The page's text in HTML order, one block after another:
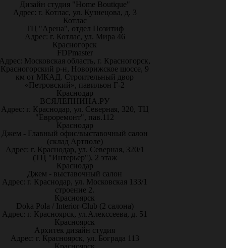
Дизайн студия "Home Boutique"
Адрес: г. Котлас, ул. Кузнецова, д. 3
Котлас
ТЦ "Арена", отдел Позитиф
Адрес: г. Котлас, ул. Мира 46
Красногорск
FDPmaster
Московская область, г. Красногорск,
Красногорский р-н, Новорижское шоссе, 9
км от МКАД. Строительный двор
«Петровский», павильон Г-2
Краснодар
ВСЯЛЕПНИНА.РУ
Адрес: г. Краснодар, ул. Северная, 320, ТЦ
"Евроремонт", пав.112
Краснодар
Джем - Главный офис/выставочный салон
(склад Артполе)
Адрес: г. Краснодар, ул. Северная, 320/1
(ТЦ "Интерьер"), 2 этаж
Краснодар
Джем - выставочный салон
Адрес: г. Краснодар, ул. Московская 133/1
строение 2.
Красноярск
Doka Pola / Interior-Club (2 салона)
Адрес: г. Красноярск, ул.Алекссеева, д. 51
Красноярск
Архитек дизайн студия
Адрес: г. Красноярск, ул. Бограда 113
Красноярск